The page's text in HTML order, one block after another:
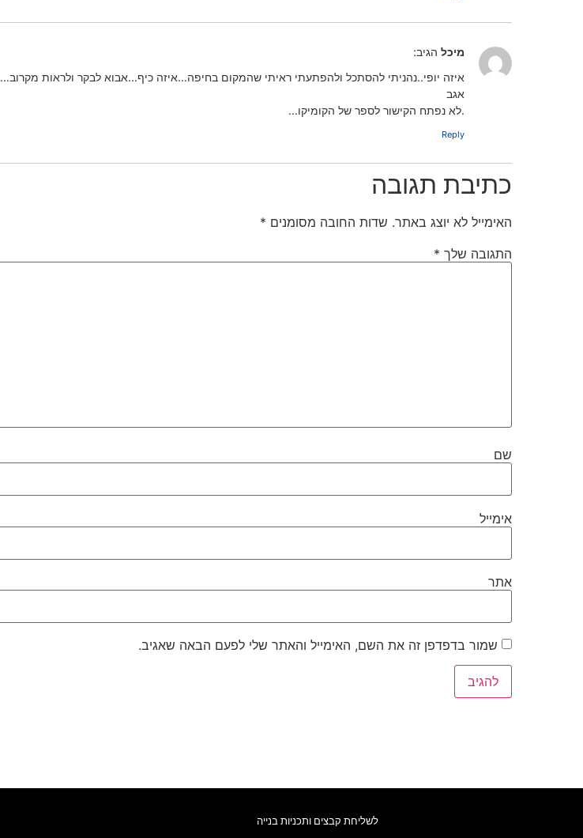
מיכל הגיב:
איזה יופי..נהניתי להסתכל ולהפתעתי ראיתי שהמקום בחיפה…איזה כיף…אבוא לבקר ולראות מקרוב…
אגב
.לא נפתח הקישור לספר של הקומיקו…
Reply
כתיבת תגובה
האימייל לא יוצג באתר. שדות החובה מסומנים *
התגובה שלך *
שם
אימייל
אתר
שמור בדפדפן זה את השם, האימייל והאתר שלי לפעם הבאה שאגיב.
לשליחת קבצים ותכניות בנייה